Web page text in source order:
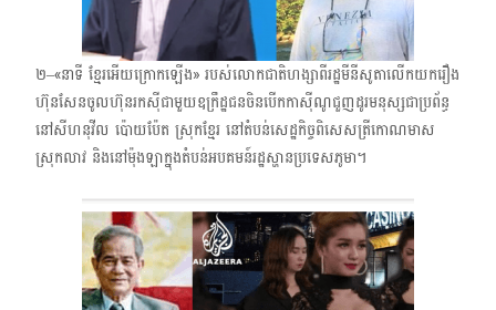
២–«នាទី ខ្មែរអើយក្រោកឡើង» របស់​លោកជាតិហង្សា​ពីរដ្ឋមីនីសូតាលើកយករឿង
ហ៊ុនសែនចូលហ៊ុនរកស៊ីជាមួយឧក្រឹដ្ឋជនចិនបើកកាស៊ីណូជួញដូរមនុស្សជាប្រព័ន្ធ
នៅសីហនុវីល ប៉ោយប៉ែត ស្រុកខ្មែរ នៅតំបន់សេដ្ឋកិច្ចពិសេសត្រីកោណមាស
ស្រុកលាវ និង​នៅម៉ុងឡាក្នុងតំបន់អបគមន៍រដ្ឋស្ហាន​ប្រទេសភូមា។